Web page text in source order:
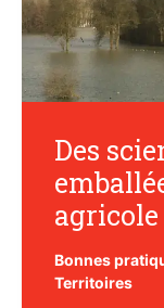
Des
agricole
Bonnes
Territoires